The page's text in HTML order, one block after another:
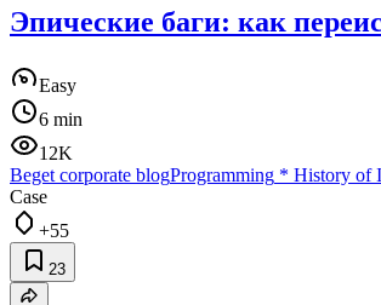
Эпические баги: как
Easy
6 min
12K
Beget corporate blogProgramming * History of
Case
+55
23